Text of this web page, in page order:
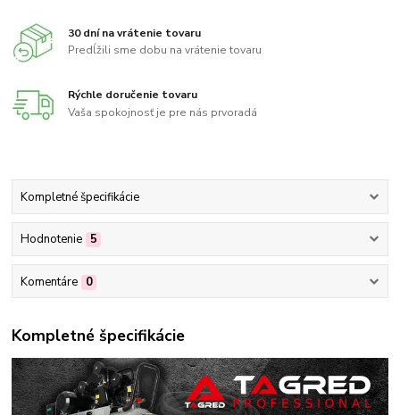
30 dní na vrátenie tovaru
Predĺžili sme dobu na vrátenie tovaru
Rýchle doručenie tovaru
Vaša spokojnosť je pre nás prvoradá
Kompletné špecifikácie
Hodnotenie 5
Komentáre 0
Kompletné špecifikácie